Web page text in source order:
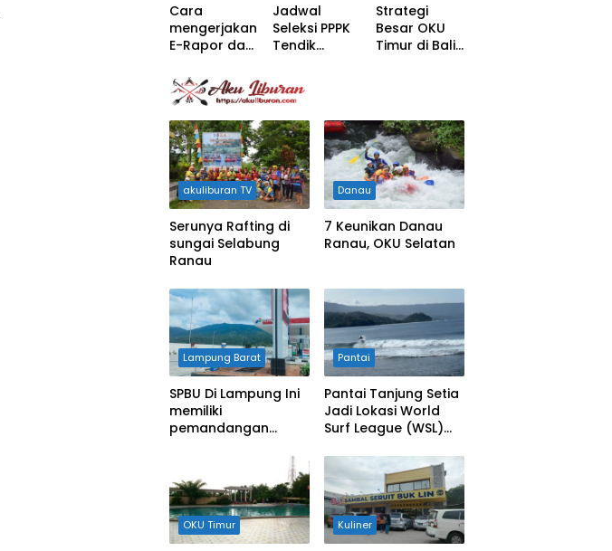
Cara
mengerjakan
E-Rapor dari
Jadwal
Seleksi PPPK
Tendik
Rakyat
Strategi
Besar OKU
Timur di Balik
akuliburan TV
Serunya Rafting di
sungai Selabung
Ranau
Danau
7 Keunikan Danau
Ranau, OKU Selatan
Lampung Barat
SPBU Di Lampung Ini
memiliki
pemandangan
Pantai
Pantai Tanjung Setia
Jadi Lokasi World
Surf League (WSL)
OKU Timur Kuliner